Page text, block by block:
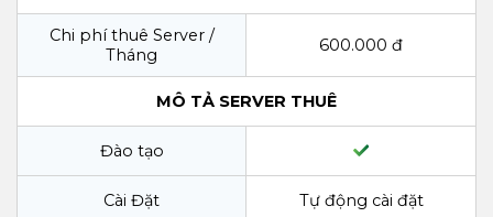
Chi phí thuê Server /
Tháng
600.000 đ
MÔ TẢ SERVER THUÊ
Đào tạo
Cài Đặt Tự động cài đặt